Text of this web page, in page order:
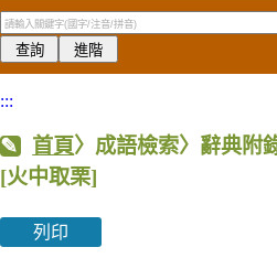
:::
首頁〉成語檢索〉辭典附
[火中取栗]
列印